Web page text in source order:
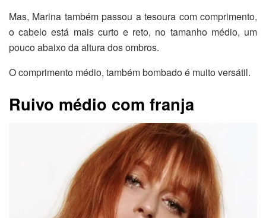
Mas, Marina também passou a tesoura com comprimento,
o cabelo está mais curto e reto, no tamanho médio, um
pouco abaixo da altura dos ombros.
O comprimento médio, também bombado é muito versátil.
Ruivo médio com franja